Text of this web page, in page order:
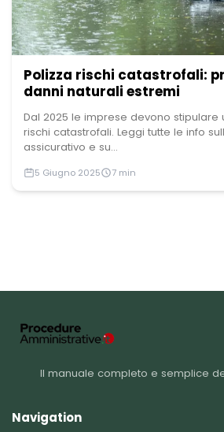
Polizza rischi catastrofali:
danni naturali estremi
Dal 2025 le imprese devono stipulare
rischi catastrofali. Leggi tutte le info
assicurativo e su...
5 Giugno 2025 7 min
Il manuale completo e semplice
Navigation